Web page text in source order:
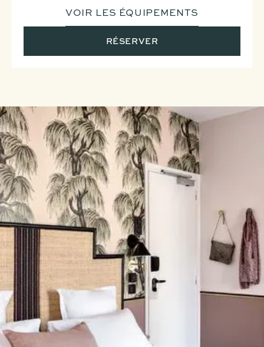
VOIR LES ÉQUIPEMENTS
RÉSERVER